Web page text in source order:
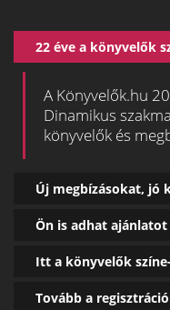
22 éve a könyvelők
A Könyvelők.hu
Dinamikus
könyvelők és
Új megbízásokat, jó
Ön is adhat
Itt a könyvelők
Tovább a